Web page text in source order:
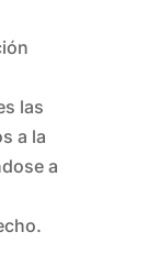
las
a la
a